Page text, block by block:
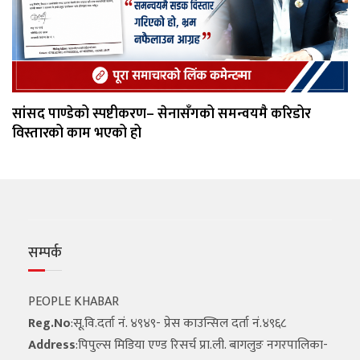
सांसद पाण्डेको स्पष्टीकरण– सेनासँगको समन्वयमै करिडोर
विस्तारको काम भएको हो
सम्पर्क
PEOPLE KHABAR
Reg.No:सू.वि.दर्ता नं. ४९४९- प्रेस काउन्सिल दर्ता नं.४९६८
Address:पिपुल्स मिडिया एण्ड रिसर्च प्रा.ली. बागलुङ नगरपालिका-